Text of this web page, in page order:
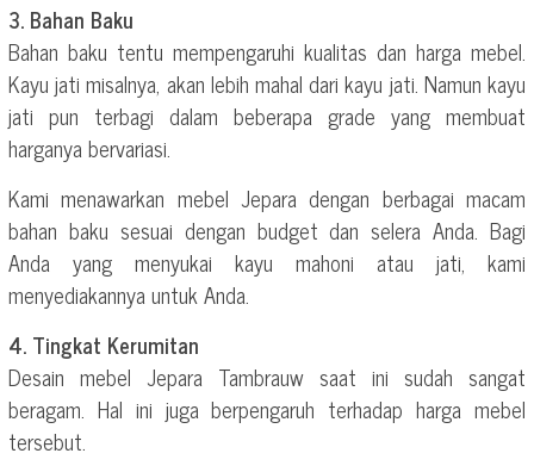
3. Bahan Baku
Bahan baku tentu mempengaruhi kualitas dan harga mebel.
Kayu jati misalnya, akan lebih mahal dari kayu jati. Namun kayu
jati pun terbagi dalam beberapa grade yang membuat
harganya bervariasi.
Kami menawarkan mebel Jepara dengan berbagai macam
bahan baku sesuai dengan budget dan selera Anda. Bagi
Anda yang menyukai kayu mahoni atau jati, kami
menyediakannya untuk Anda.
4. Tingkat Kerumitan
Desain mebel Jepara Tambrauw saat ini sudah sangat
beragam. Hal ini juga berpengaruh terhadap harga mebel
tersebut.